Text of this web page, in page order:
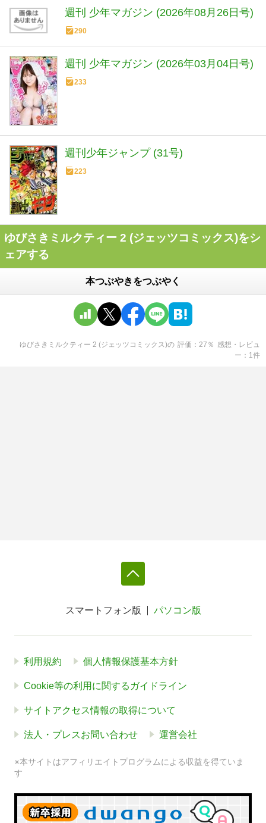
週刊 少年マガジン (2026年08月26日号)
290
週刊 少年マガジン (2026年03月04日号)
233
週刊少年ジャンプ (31号)
223
ゆびさきミルクティー 2 (ジェッツコミックス)をシ
ェアする
本つぶやきをつぶやく
ゆびさきミルクティー 2 (ジェッツコミックス)の 評価 27 ％ 感想・レビュ
ー
1 件
スマートフォン版 パソコン版
利用規約 個人情報保護基本方針
Cookie等の利用に関するガイドライン
サイトアクセス情報の取得について
法人・プレスお問い合わせ 運営会社
※本サイトはアフィリエイトプログラムによる収益を得ていま
す